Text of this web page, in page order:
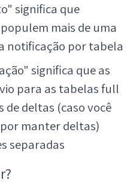
significa que
mais de uma
notificação por tabela
significa que as
para as tabelas full
de deltas (caso você
manter deltas)
separadas